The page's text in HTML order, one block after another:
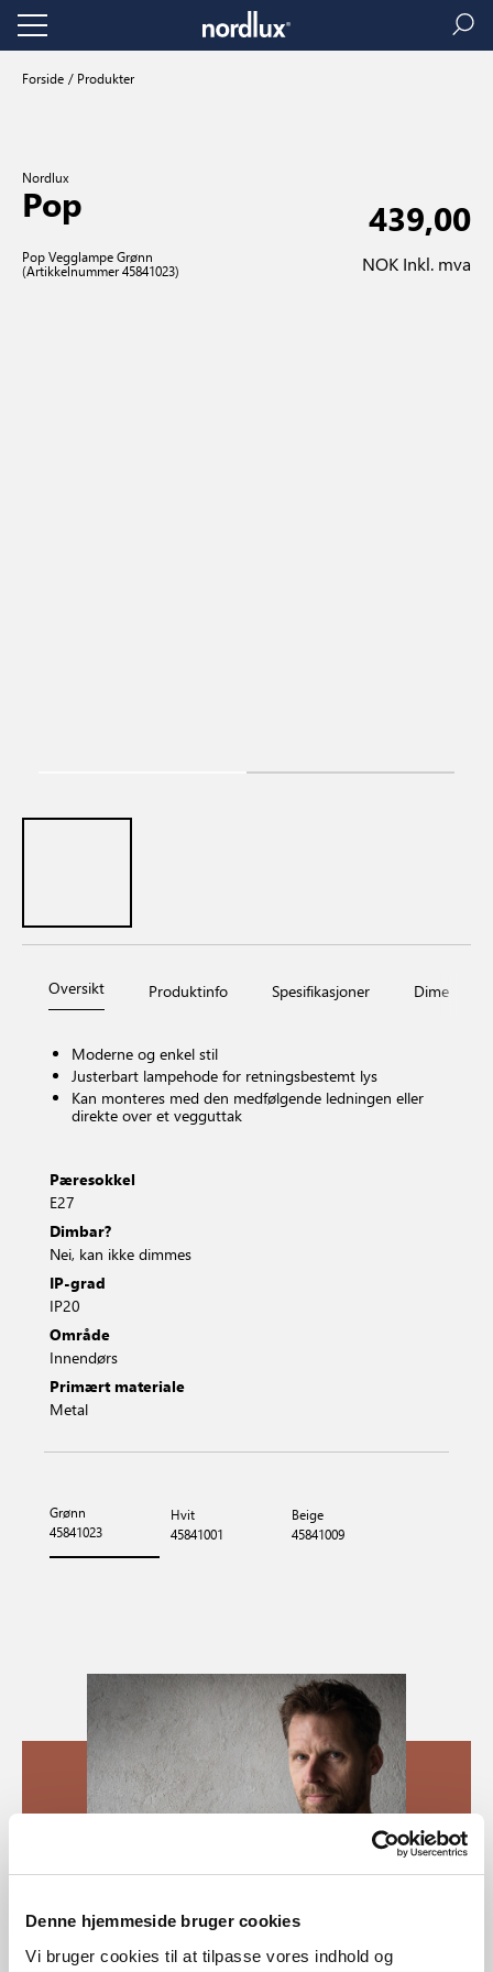
Denne hjemmeside bruger cookies
Vi bruger cookies til at tilpasse vores indhold og
Forside Produkter
Nordlux
Pop
Pop Vegglampe Grønn
(Artikkelnummer 45841023)
439,00
NOK Inkl. mva
Oversikt Produktinfo Spesifikasjoner
Moderne og enkel stil
Justerbart lampehode for retningsbestemt lys
Kan monteres med den medfølgende ledningen eller
direkte over et vegguttak
Pæresokkel
E27
Dimbar?
Nei, kan ikke dimmes
IP-grad
IP20
Område
Innendørs
Primært materiale
Metal
Grønn
45841023
Hvit
45841001
Beige
45841009